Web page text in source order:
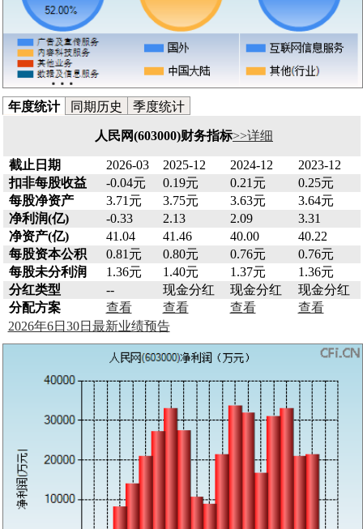
年度统计 同期历史 季度统计
人民网(603000)财务指标>>详细
截止日期 2026-03 2025-12 2024-12
2023-12
扣非每股收益
-0.04元 0.19元 0.21元
0.25元
每股净资产
3.71元 3.75元 3.63元
3.64元
净利润(亿)
-0.33 2.13 2.09
3.31
净资产(亿)
41.04 41.46 40.00
40.22
每股资本公积
0.81元 0.80元 0.76元
0.76元
每股未分利润
1.36元 1.40元 1.37元
1.36元
分红类型
-- 现金分红 现金分红
现金分红
分配方案
查看 查看 查看
查看
2026年6日30日最新业绩预告